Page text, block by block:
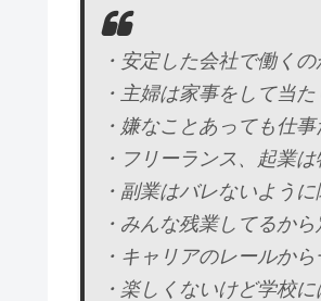
・安定した会社で働く
・主婦は家事をして当
・嫌なことあっても仕
・フリーランス、起業
・副業はバレないよう
・みんな残業してるか
・キャリアのレールか
・楽しくないけど学校